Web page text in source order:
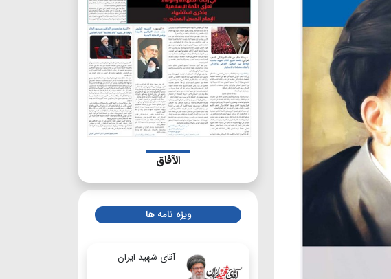
الآفاق
ویژه نامه ها
آقای شهید ایران